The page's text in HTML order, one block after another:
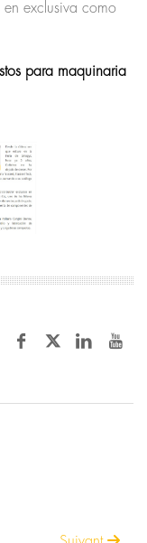
exclusiva como
para maquinaria